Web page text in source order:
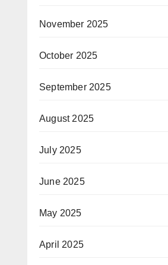
November 2025
October 2025
September 2025
August 2025
July 2025
June 2025
May 2025
April 2025